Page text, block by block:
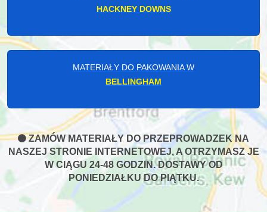
HACKNEY DOWNS
MATERIAŁY DO PAKOWANIA W
BELLINGHAM
ZAMÓW MATERIAŁY DO PRZEPROWADZEK NA
NASZEJ STRONIE INTERNETOWEJ, A OTRZYMASZ JE
W CIĄGU 24-48 GODZIN. DOSTAWY OD
PONIEDZIAŁKU DO PIĄTKU.